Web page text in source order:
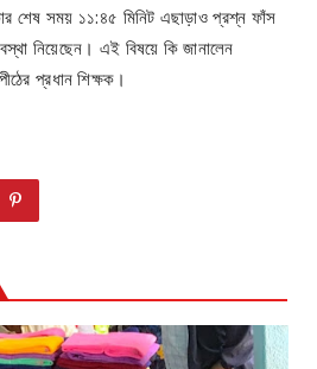
শেষ সময় ১১:৪৫ মিনিট এছাড়াও প্রশ্ন ফাঁস
নিয়েছেন। এই বিষয়ে কি জানালেন
প্রধান শিক্ষক।